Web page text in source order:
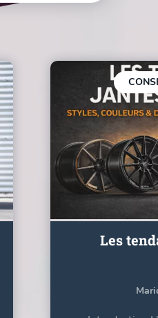
Les